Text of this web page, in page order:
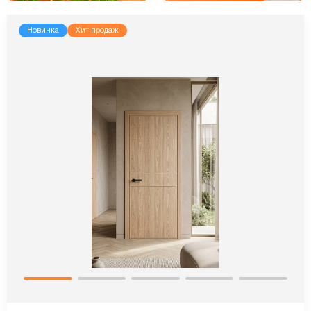
Новинка Хит продаж